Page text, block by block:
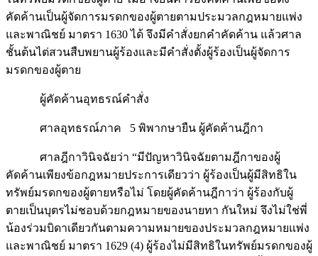
คัดค้านเป็นผู้จัดการมรดกของผู้ตายตามประมวลกฎหมายแพ่ง
และพาณิชย์ มาตรา 1630 ได้ จึงมีคำสั่งยกคำคัดค้าน แล้วศาล
ชั้นต้นไต่สวนสืบพยานผู้ร้องและมีคำสั่งตั้งผู้ร้องเป็นผู้จัดการ
มรดกของผู้ตาย
ผู้คัดค้านอุทธรณ์คำสั่ง
ศาลอุทธรณ์ภาค 5 พิพากษายืน ผู้คัดค้านฎีกา
ศาลฎีกาวินิจฉัยว่า “มีปัญหาวินิจฉัยตามฎีกาของผู้
คัดค้านเพียงข้อกฎหมายประการเดียวว่า ผู้ร้องเป็นผู้มีสิทธิใน
ทรัพย์มรดกของผู้ตายหรือไม่ โดยผู้คัดค้านฎีกาว่า ผู้ร้องกับผู้
ตายเป็นบุตรไม่ชอบด้วยกฎหมายของนายทา กันใหม่ จึงไม่ใช่พี่
น้องร่วมบิดาเดียวกันตามความหมายของประมวลกฎหมายแพ่ง
และพาณิชย์ มาตรา 1629 (4) ผู้ร้องไม่มีสิทธิในทรัพย์มรดกของผู้